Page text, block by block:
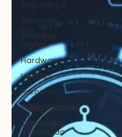
Segurança
Serviços
Telefonia
Digital
Hardware
Vendas
Parceria
Produtividade
Tecnologia
e Inovação